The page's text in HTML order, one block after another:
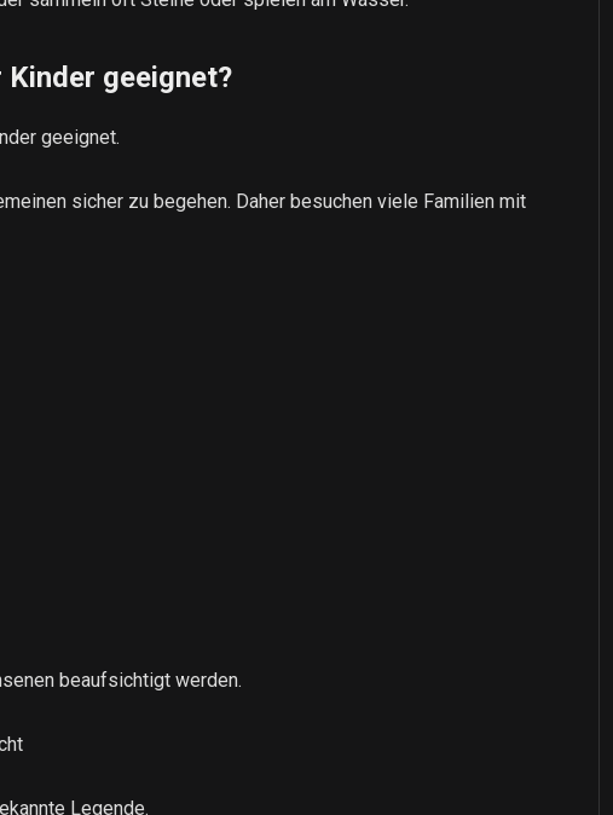
geeignet?
geeignet.
sicher zu begehen. Daher besuchen viele Familien mit
beaufsichtigt werden.
Legende.